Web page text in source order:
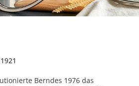
Berndes 1976 das